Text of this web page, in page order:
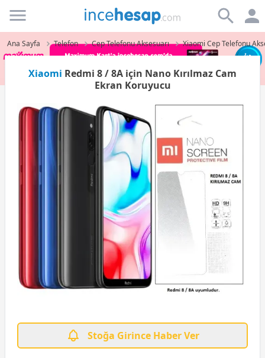
Incehesap
Ana Sayfa Telefon Cep Telefonu Aksesuarı Xiaomi Cep Telefonu
Xiaomi Redmi 8 / 8A için Nano Kırılmaz Cam
Ekran Koruyucu
Stoğa Girince Haber Ver